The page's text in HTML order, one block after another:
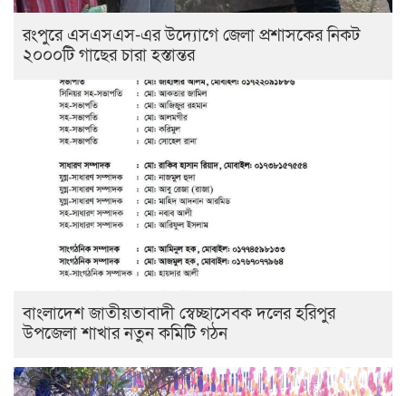
রংপুরে এসএসএস-এর উদ্যোগে জেলা প্রশাসকের নিকট
২০০০টি গাছের চারা হস্তান্তর
বাংলাদেশ জাতীয়তাবাদী স্বেচ্ছাসেবক দলের হরিপুর
উপজেলা শাখার নতুন কমিটি গঠন